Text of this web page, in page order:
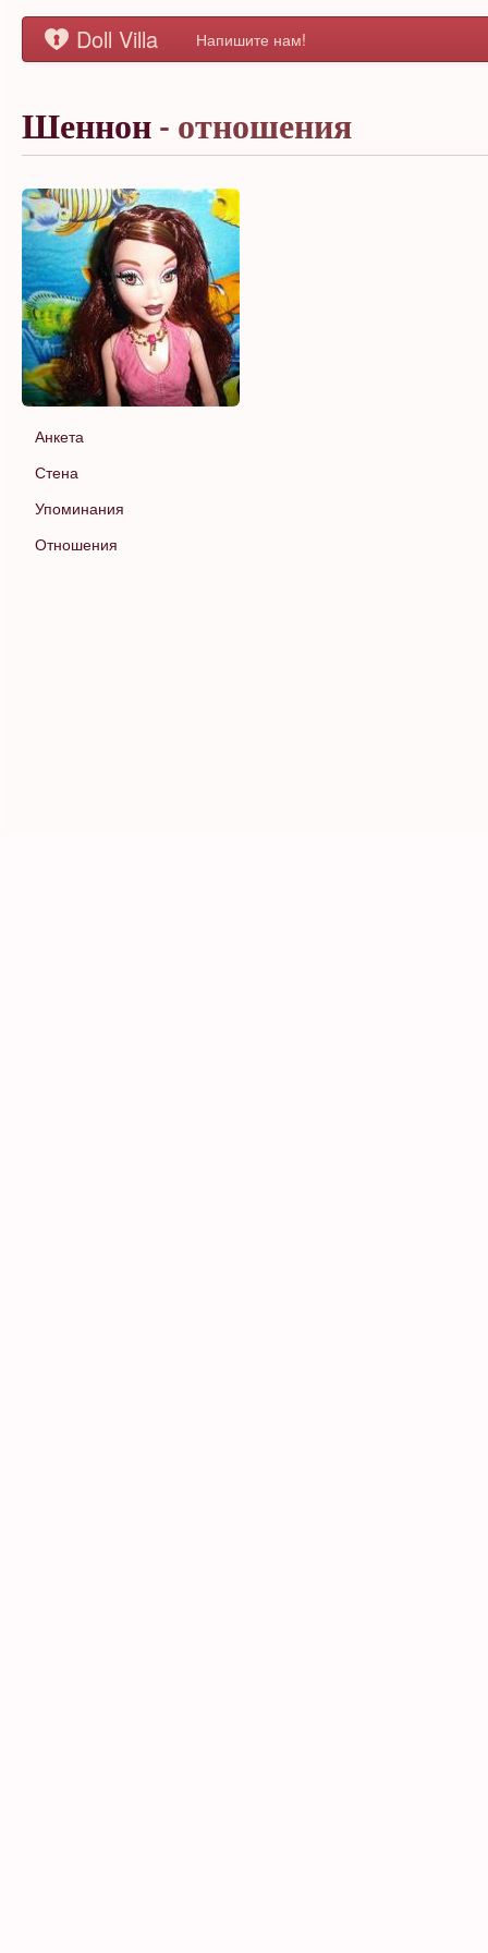
Doll Villa Напишите нам!
Шеннон - отношения
Анкета
Стена
Упоминания
Отношения